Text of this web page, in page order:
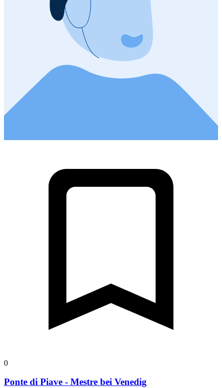
0
Ponte di Piave - Mestre bei Venedig